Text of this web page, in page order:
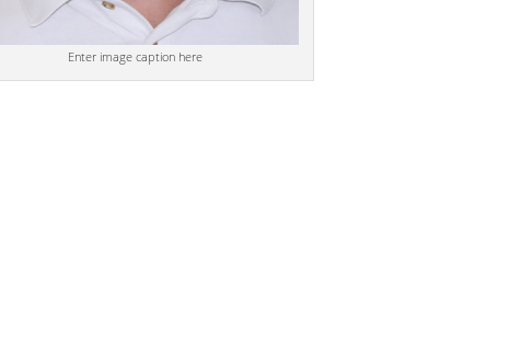
Enter image caption here